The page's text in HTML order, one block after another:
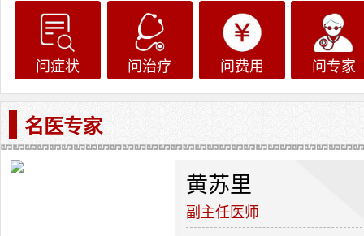
问症状 问治疗 问费用 问专家
名医专家
黄苏里
副主任医师